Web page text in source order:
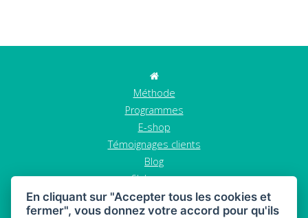
Méthode
Programmes
E-shop
Témoignages clients
Blog
S'abonner
Contact
GDPR
En cliquant sur "Accepter tous les cookies et
fermer", vous donnez votre accord pour qu'ils